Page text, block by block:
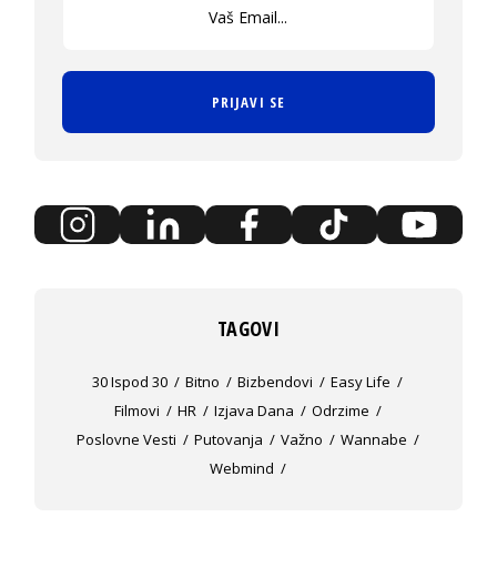
PRIJAVI SE
TAGOVI
30 Ispod 30 Bitno Bizbendovi
Easy Life
Filmovi
HR Izjava Dana
Odrzime
Poslovne Vesti
Putovanja Važno
Wannabe
Webmind